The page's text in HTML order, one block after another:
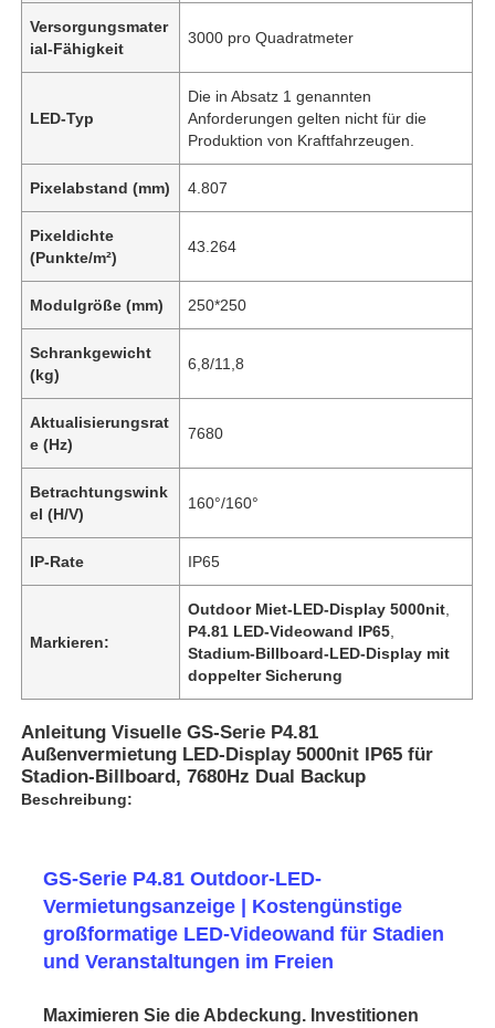
Versorgungsmater
ial-Fähigkeit
3000 pro Quadratmeter
LED-Typ
Die in Absatz 1 genannten
Anforderungen gelten nicht für die
Produktion von Kraftfahrzeugen.
Pixelabstand (mm) 4.807
Pixeldichte
(Punkte/m²)
43.264
Modulgröße (mm) 250*250
Schrankgewicht
(kg)
6,8/11,8
Aktualisierungsrat
e (Hz)
7680
Betrachtungswink
el (H/V)
160°/160°
IP-Rate IP65
Markieren:
Outdoor Miet-LED-Display 5000nit
P4.81 LED-Videowand IP65
Stadium-Billboard-LED-Display mit
doppelter Sicherung
Anleitung Visuelle GS-Serie P4.81
Außenvermietung LED-Display 5000nit IP65 für
Stadion-Billboard, 7680Hz Dual Backup
Beschreibung:
GS-Serie P4.81 Outdoor-LED-
Vermietungsanzeige | Kostengünstige
großformatige LED-Videowand für Stadien
und Veranstaltungen im Freien
Maximieren Sie die Abdeckung. Investitionen